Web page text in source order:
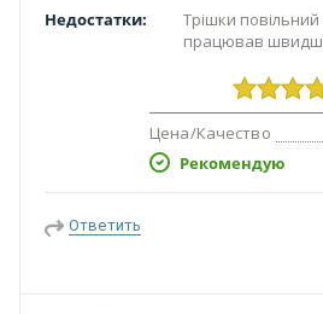
Недостатки:
Трішки
працював
Цена/Качество
Рекомендую
Ответить